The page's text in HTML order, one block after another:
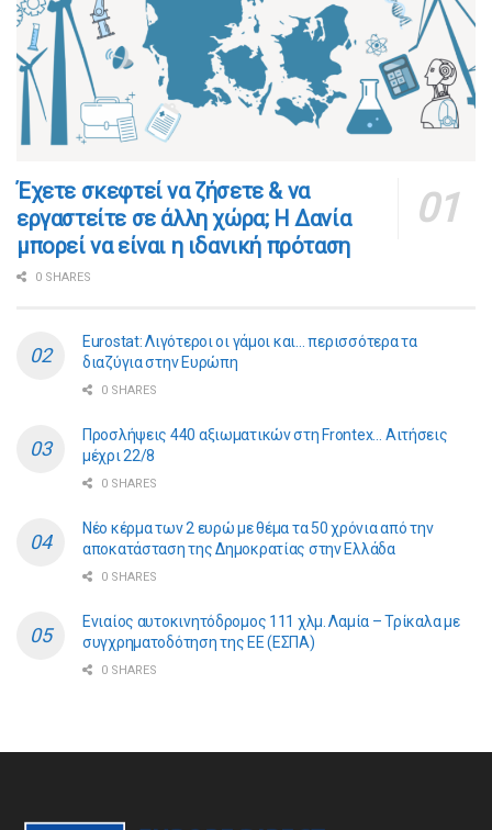
​​Έχετε σκεφτεί να ζήσετε & να
εργαστείτε σε άλλη χώρα; Η Δανία
μπορεί να είναι η ιδανική πρόταση
0 SHARES
Eurostat: Λιγότεροι οι γάμοι και… περισσότερα τα
διαζύγια στην Ευρώπη
0 SHARES
Προσλήψεις 440 αξιωματικών στη Frontex… Αιτήσεις
μέχρι 22/8
0 SHARES
Νέο κέρμα των 2 ευρώ με θέμα τα 50 χρόνια από την
αποκατάσταση της Δημοκρατίας στην Ελλάδα
0 SHARES
Ενιαίος αυτοκινητόδρομος 111 χλμ. Λαμία – Τρίκαλα με
συγχρηματοδότηση της ΕE (ΕΣΠΑ)
0 SHARES